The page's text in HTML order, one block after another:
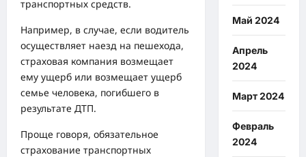
транспортных средств.
Например, в случае, если водитель
осуществляет наезд на пешехода,
страховая компания возмещает
ему ущерб или возмещает ущерб
семье человека, погибшего в
результате ДТП.
Проще говоря, обязательное
страхование транспортных
Май 2024
Апрель
2024
Март 2024
Февраль
2024